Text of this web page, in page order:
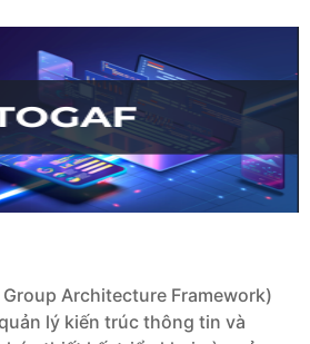
Group Architecture Framework)
lý kiến trúc thông tin và